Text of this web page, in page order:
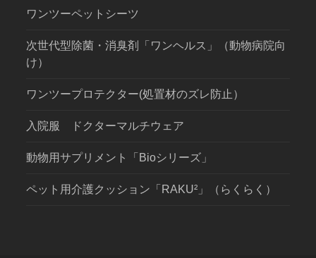
ワンツーペットシーツ
次世代型除菌・消臭剤「ワンヘルス」（動物病院向
け）
ワンツープロテクター(処置材のズレ防止）
入院服 ドクターマルチウェア
動物用サプリメント「Bioシリーズ」
ペット用介護クッション「RAKU²」（らくらく）